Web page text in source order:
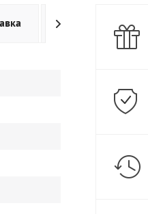
Дополнительно